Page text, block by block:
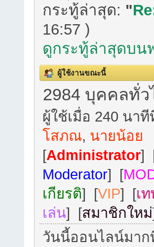
กระทู้ล่าสุด: "
16:57 )
ดูกระทู้ล่าสุดบน
ผู้ใช้งานขณะนี้
2984 บุคคลทั่
ผู้ใช้เมื่อ 240 นา
โสภณ, นายน้อย
[Administrator]
Moderator] [
เกียรติ] [VIP] [เ
เล่น] [สมาชิกใหม่
วันนี้ออนไลน์มาก